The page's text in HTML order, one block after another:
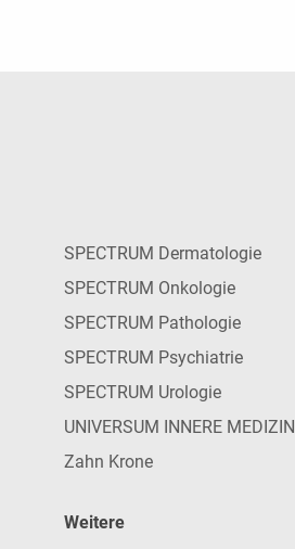
SPECTRUM Dermatologie
SPECTRUM Onkologie
SPECTRUM Pathologie
SPECTRUM Psychiatrie
SPECTRUM Urologie
UNIVERSUM INNERE MEDIZIN
Zahn Krone
Weitere